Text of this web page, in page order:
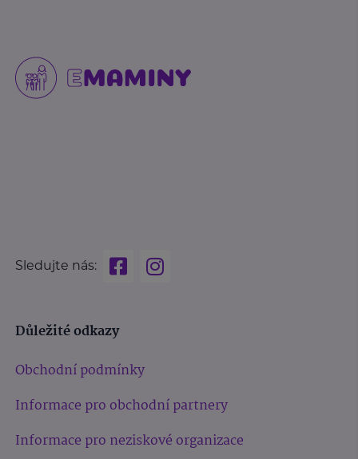
Sledujte nás:
Důležité odkazy
Obchodní podmínky
Informace pro obchodní partnery
Informace pro neziskové organizace